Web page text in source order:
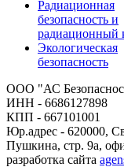
Радиационная
безопасность и
радиационный
Экологическая
безопасность
ООО "АС
ИНН - 6686127898
КПП - 667101001
Юр.адрес - 620000,
Пушкина, стр. 9а,
разработка сайта